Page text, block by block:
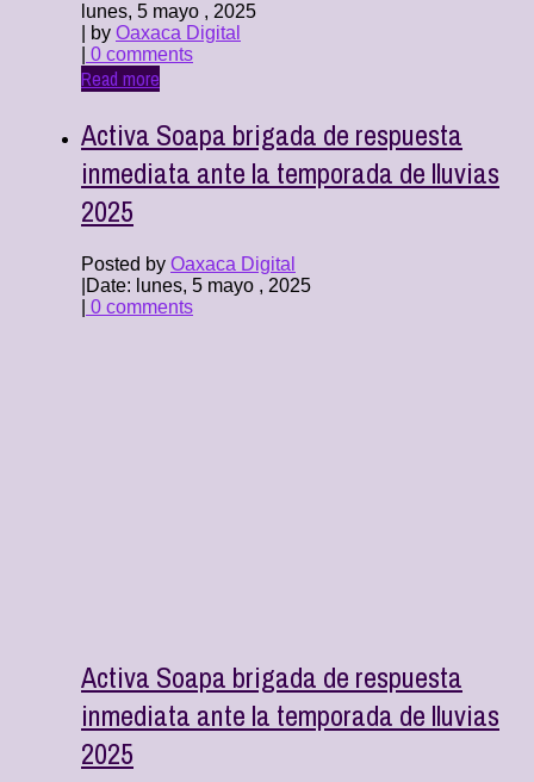
lunes, 5 mayo , 2025
| by Oaxaca Digital
0 comments
Read more
Activa Soapa brigada de respuesta
inmediata ante la temporada de lluvias
2025
Posted by Oaxaca Digital
Date: lunes, 5 mayo , 2025
0 comments
Activa Soapa brigada de respuesta
inmediata ante la temporada de lluvias
2025